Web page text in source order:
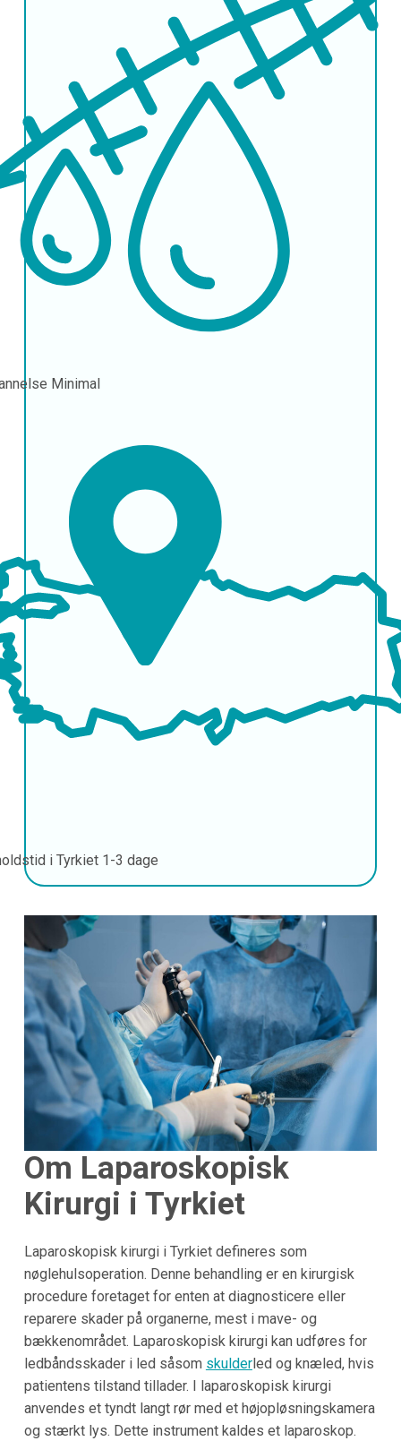
Minimal
i Tyrkiet 1-3 dage
Om Laparoskopisk
Kirurgi i Tyrkiet
Laparoskopisk kirurgi i Tyrkiet defineres som
nøglehulsoperation. Denne behandling er en kirurgisk
procedure foretaget for enten at diagnosticere eller
reparere skader på organerne, mest i mave- og
bækkenområdet. Laparoskopisk kirurgi kan udføres for
ledbåndsskader i led såsom skulderled og knæled, hvis
patientens tilstand tillader. I laparoskopisk kirurgi
anvendes et tyndt langt rør med et højopløsningskamera
og stærkt lys. Dette instrument kaldes et laparoskop.